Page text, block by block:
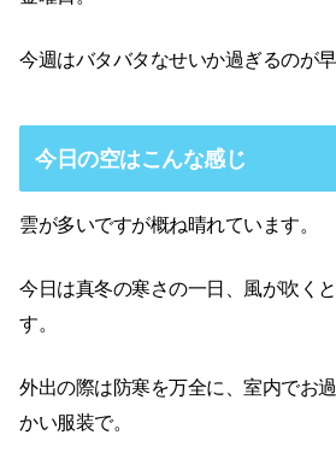
今週はバタバタなせいか過ぎるのが早
今日の空はこんな感じ
雲が多いですが概ね晴れています。
今日は真冬の寒さの一日、風が吹く
す。
外出の際は防寒を万全に、室内でお
かい服装で。